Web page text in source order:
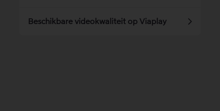
Beschikbare videokwaliteit op Viaplay